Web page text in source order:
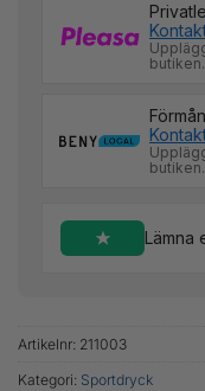
butiken.
butiken.
Lämna
Artikelnr: 211003
Kategori: Sportdryck